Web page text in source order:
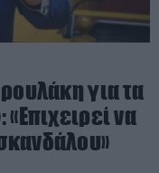
για τα
να